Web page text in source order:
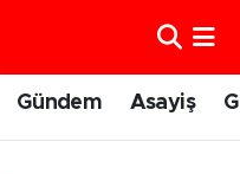
Gündem Asayiş